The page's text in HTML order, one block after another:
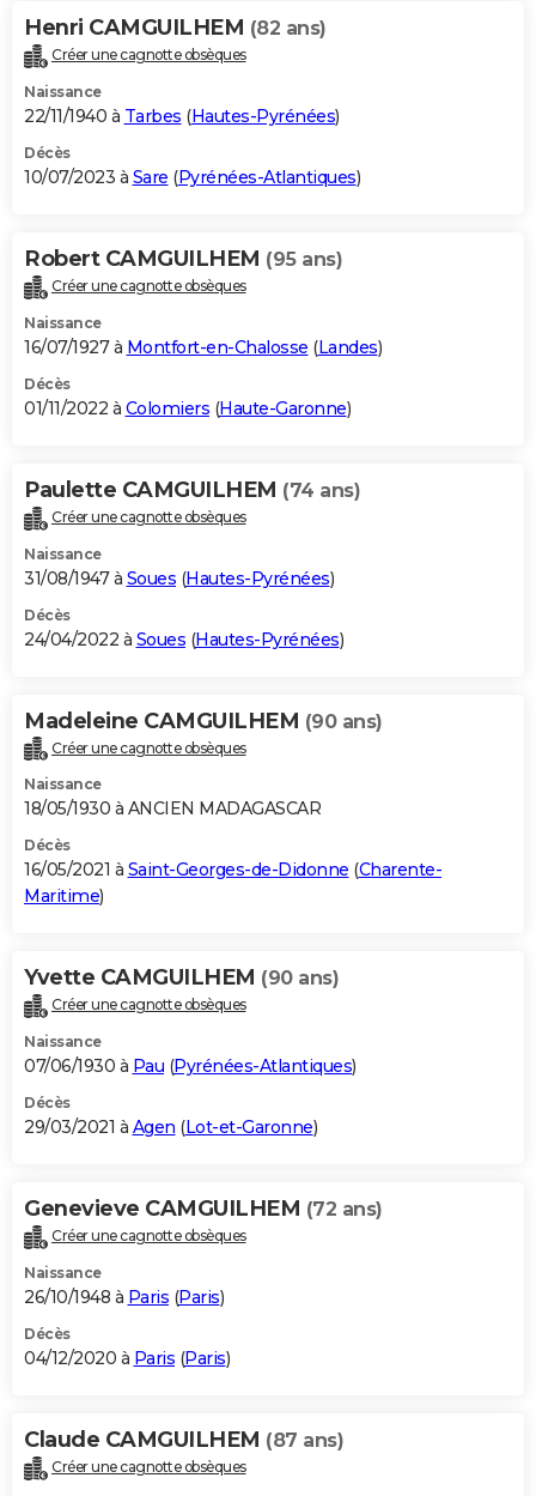
Henri CAMGUILHEM (82 ans)
Créer une cagnotte obsèques
Naissance
22/11/1940 à Tarbes (Hautes-Pyrénées)
Décès
10/07/2023 à Sare (Pyrénées-Atlantiques)
Robert CAMGUILHEM (95 ans)
Créer une cagnotte obsèques
Naissance
16/07/1927 à Montfort-en-Chalosse (Landes)
Décès
01/11/2022 à Colomiers (Haute-Garonne)
Paulette CAMGUILHEM (74 ans)
Créer une cagnotte obsèques
Naissance
31/08/1947 à Soues (Hautes-Pyrénées)
Décès
24/04/2022 à Soues (Hautes-Pyrénées)
Madeleine CAMGUILHEM (90 ans)
Créer une cagnotte obsèques
Naissance
18/05/1930 à ANCIEN MADAGASCAR
Décès
16/05/2021 à Saint-Georges-de-Didonne (Charente-
Maritime)
Yvette CAMGUILHEM (90 ans)
Créer une cagnotte obsèques
Naissance
07/06/1930 à Pau (Pyrénées-Atlantiques)
Décès
29/03/2021 à Agen (Lot-et-Garonne)
Genevieve CAMGUILHEM (72 ans)
Créer une cagnotte obsèques
Naissance
26/10/1948 à Paris (Paris)
Décès
04/12/2020 à Paris (Paris)
Claude CAMGUILHEM (87 ans)
Créer une cagnotte obsèques